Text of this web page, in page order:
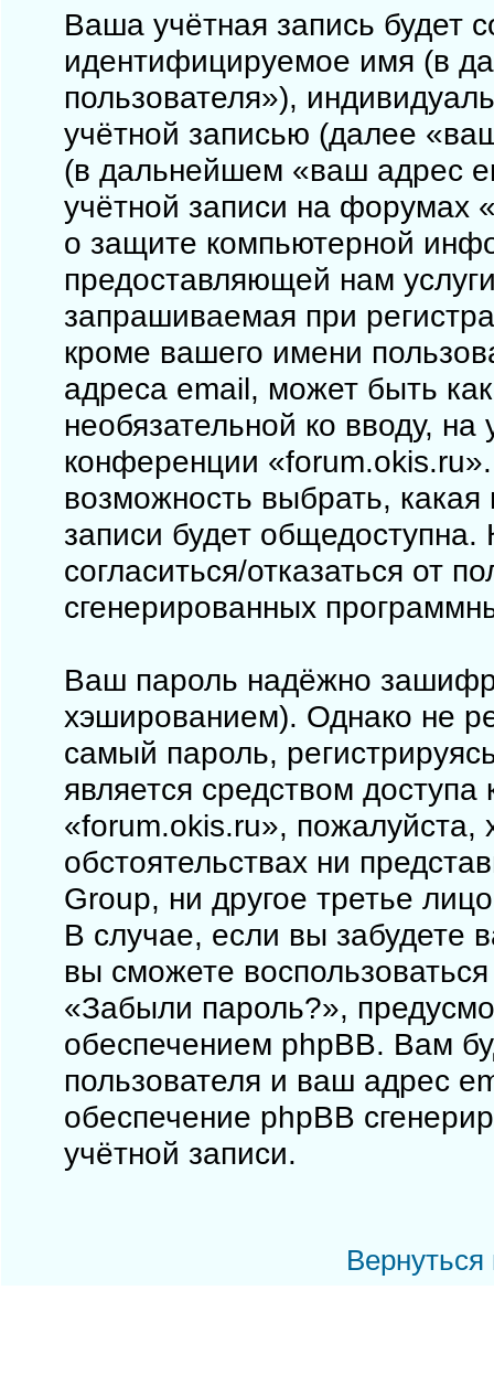
Ваша учётная запись будет
идентифицируемое имя (в
пользователя»),
учётной записью (далее
(в дальнейшем «ваш адрес
учётной записи на форумах
о защите компьютерной
предоставляющей нам
запрашиваемая при
кроме вашего имени
адреса email, может быть
необязательной ко вводу,
конференции
возможность выбрать,
записи будет общедоступна.
согласиться/отказаться от
сгенерированных
Ваш пароль надёжно
хэшированием). Однако не
самый пароль,
является средством
«forum.okis.ru», пожалуйста,
обстоятельствах ни
Group, ни другое третье
В случае, если вы забудете
вы сможете
«Забыли пароль?»,
обеспечением phpBB. Вам
пользователя и ваш адрес
обеспечение phpBB
учётной записи.
Вернуться